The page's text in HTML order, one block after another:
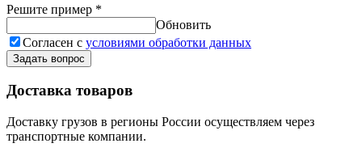
Решите пример *
Обновить
Согласен с условиями обработки данных
Задать вопрос
Доставка товаров
Доставку грузов в регионы России осуществляем через
транспортные компании.